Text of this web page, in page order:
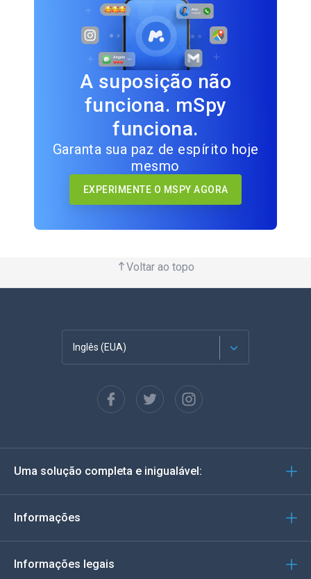
A suposição não
funciona. mSpy
funciona.
Garanta sua paz de espírito hoje
mesmo
EXPERIMENTE O MSPY AGORA
Voltar ao topo
Inglês (EUA)
Espanhol
Alemão
Italiano
Uma solução completa e inigualável:
Informações
Informações legais